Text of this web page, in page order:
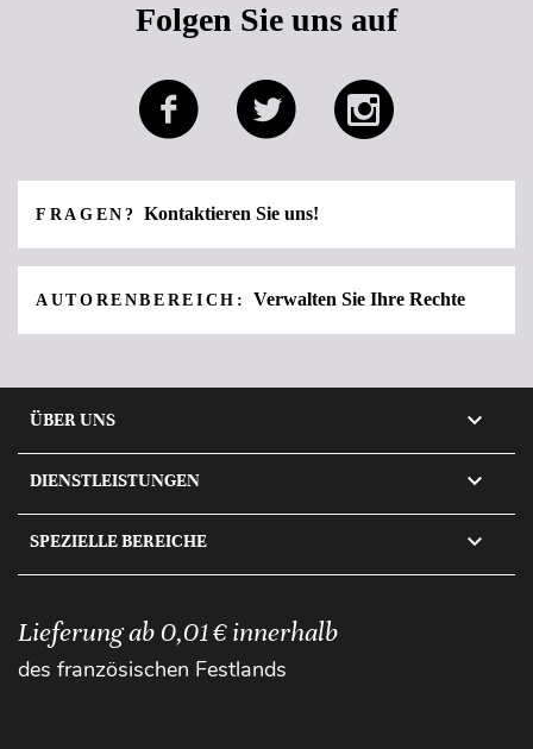
Folgen Sie uns auf
FRAGEN?Kontaktieren Sie uns!
AUTORENBEREICH: Verwalten Sie Ihre Rechte
ÜBER UNS 
DIENSTLEISTUNGEN 
SPEZIELLE BEREICHE 
Lieferung ab 0,01 € innerhalb
des französischen Festlands